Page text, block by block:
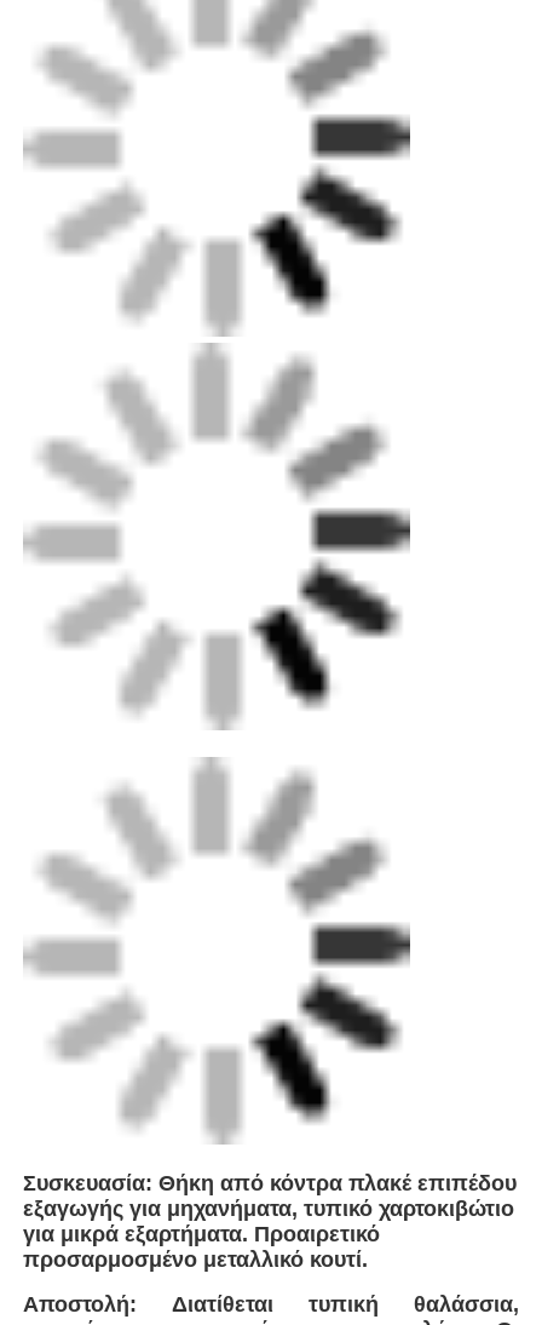
Συσκευασία: Θήκη από κόντρα πλακέ επιπέδου
εξαγωγής για μηχανήματα, τυπικό χαρτοκιβώτιο
για μικρά εξαρτήματα. Προαιρετικό
προσαρμοσμένο μεταλλικό κουτί.
Αποστολή: Διατίθεται τυπική θαλάσσια,
χερσαία και εναέρια αποστολή. Οι
επαγγελματίες μας μπορούν να σας βοηθήσουν
να αποφασίσετε γρήγορα την επιλογή
παραγωγή εξοπλισμού συγκόλλησης υψηλής
απόδοσης, με στρατηγική έδρα κοντά στη
Σαγκάη της Κίνας. Με εγγύτητα σε μεγάλους
παγκόσμιους κόμβους
εφοδιαστική και απρόσκοπτη παράδοση σε